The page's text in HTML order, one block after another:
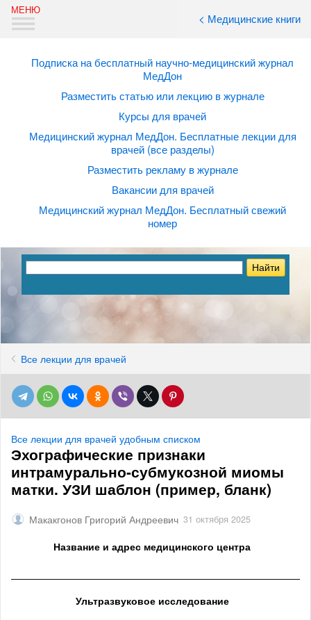
< Медицинские книги
Подписка на бесплатный научно-медицинский журнал
МедДон
Разместить статью или лекцию в журнале
Курсы для врачей
Медицинский журнал МедДон. Бесплатные лекции для
врачей (все разделы)
Разместить рекламу в журнале
Вакансии для врачей
Медицинский журнал МедДон. Бесплатный свежий
номер
Все лекции для врачей
Все лекции для врачей удобным списком
Эхографические признаки
интрамурально-субмукозной миомы
матки. УЗИ шаблон (пример, бланк)
Макакгонов Григорий Андреевич 31 октября 2025
Название и адрес медицинского центра
Ультразвуковое исследование